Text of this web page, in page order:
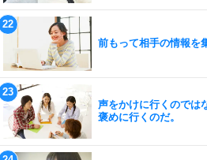
前もって相手の情報を
声をかけに行くのでは
褒めに行くのだ。